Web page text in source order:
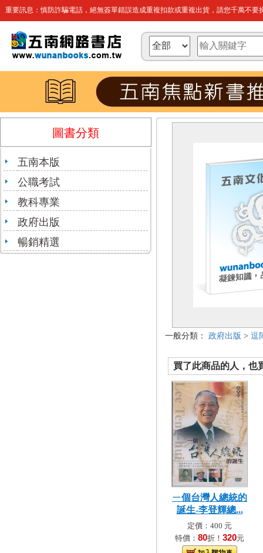
重要訊息：慎防詐騙電話，絕無簽單錯誤造成重複扣款或重複出貨，請您千萬不要
圖書分類
五南本版
公職考試
教科專業
政府出版
暢銷精選
一般分類： 政府出版 > 逗
買了此商品的人，也
ㄧ個台灣人總統的
誕生-李登輝總...
定價：400 元
特價： 80折！ 320元